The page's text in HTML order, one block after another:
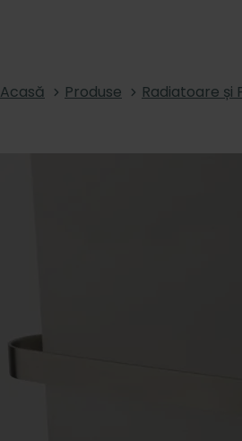
Acasă Produse Radiatoare și